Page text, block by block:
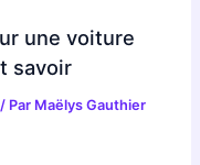
une voiture
savoir
/ Par Maëlys Gauthier